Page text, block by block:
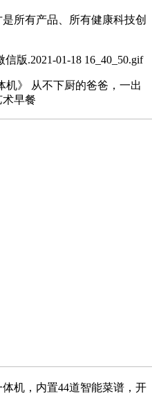
所有产品、所有健康科技创
机》 从不下厨的爸爸，一出
早餐
机，内置44道智能菜谱，开